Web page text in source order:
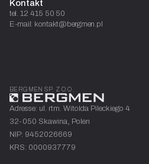
tel. 12 415 50 50
E-mail: kontakt@bergmen.pl
BERGMEN SP. Z O.O.
Adresse: ul. rtm. Witolda Pileckiego 4
32-050 Skawina, Polen
NIP: 9452026669
KRS: 0000937779